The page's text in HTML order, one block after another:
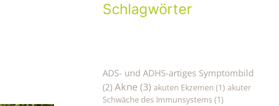
Schlagwörter
ADS- und ADHS-artiges Symptombild
(2) Akne (3) akuten Ekzemen (1) akuter
Schwäche des Immunsystems (1)